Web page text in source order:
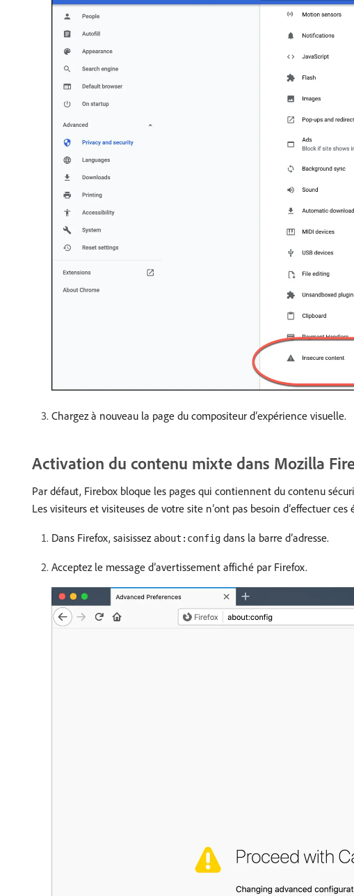
Chargez à nouveau la page du compositeur d’expérience visuelle.
Activation du contenu mixte dans Mozilla
Par défaut, Firebox bloque les pages qui contiennent du contenu
Les visiteurs et visiteuses de votre site n’ont pas besoin d’effectuer ces
Dans Firefox, saisissez about:config dans la barre d’adresse.
Acceptez le message d’avertissement affiché par Firefox.